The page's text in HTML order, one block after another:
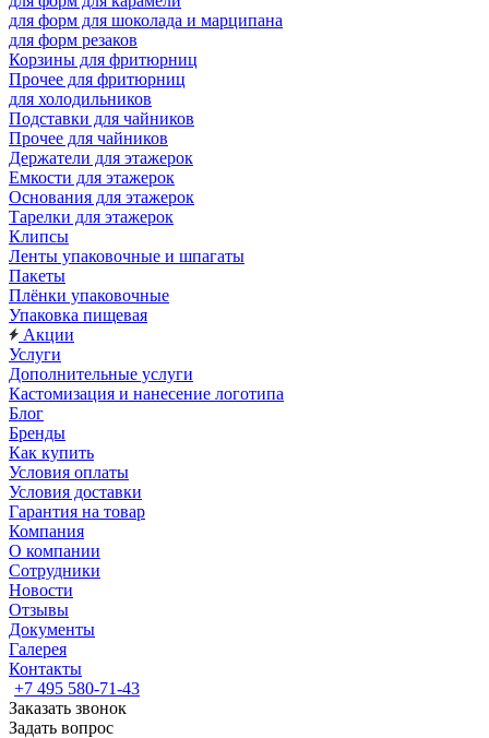
для форм для шоколада и марципана
для форм резаков
Корзины для фритюрниц
Прочее для фритюрниц
для холодильников
Подставки для чайников
Прочее для чайников
Держатели для этажерок
Емкости для этажерок
Основания для этажерок
Тарелки для этажерок
Клипсы
Ленты упаковочные и шпагаты
Пакеты
Плёнки упаковочные
Упаковка пищевая
Акции
Услуги
Дополнительные услуги
Кастомизация и нанесение логотипа
Блог
Бренды
Как купить
Условия оплаты
Условия доставки
Гарантия на товар
Компания
О компании
Сотрудники
Новости
Отзывы
Документы
Галерея
Контакты
+7 495 580-71-43
Заказать звонок
Задать вопрос